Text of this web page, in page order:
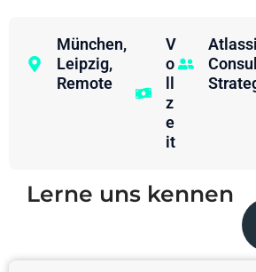
München,
Leipzig,
Remote
V
o
z
e
it
Lerne uns kennen